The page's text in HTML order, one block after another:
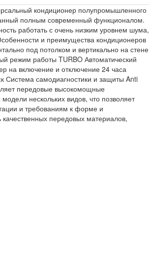
кондиционер полупромышленного
полным современный функционалом.
работать с очень низким уровнем шума,
и преимущества кондиционеров
под потолком и вертикально на стене
режим работы TURBO Автоматический
на включение и отключение 24 часа
Система самодиагностики и защиты Anti
передовые высокомощные
нескольких видов, что позволяет
и требованиям к форме и
передовых материалов,